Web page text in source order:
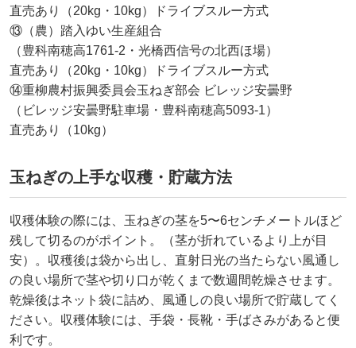
直売あり（20kg・10kg）ドライブスルー方式
⑬（農）踏入ゆい生産組合
（豊科南穂高1761-2・光橋西信号の北西ほ場）
直売あり（20kg・10kg）ドライブスルー方式
⑭重柳農村振興委員会玉ねぎ部会 ビレッジ安曇野
（ビレッジ安曇野駐車場・豊科南穂高5093-1）
直売あり（10kg）
玉ねぎの上手な収穫・貯蔵方法
収穫体験の際には、玉ねぎの茎を5〜6センチメートルほど
残して切るのがポイント。（茎が折れているより上が目
安）。収穫後は袋から出し、直射日光の当たらない風通し
の良い場所で茎や切り口が乾くまで数週間乾燥させます。
乾燥後はネット袋に詰め、風通しの良い場所で貯蔵してく
ださい。収穫体験には、手袋・長靴・手ばさみがあると便
利です。